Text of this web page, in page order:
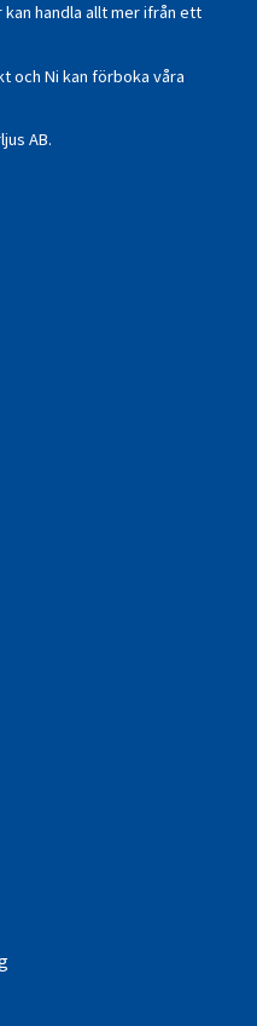
handla allt mer ifrån ett
och Ni kan förboka våra
AB.